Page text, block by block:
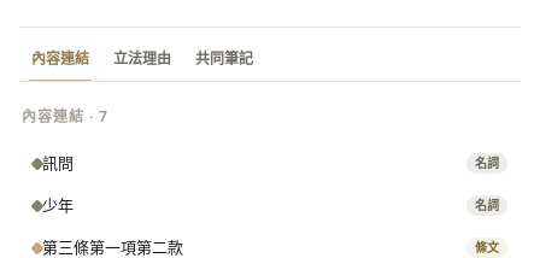
內容連結 立法理由 共同筆記
內容連結 · 7
訊問 名詞
少年 名詞
第三條第一項第二款 條文